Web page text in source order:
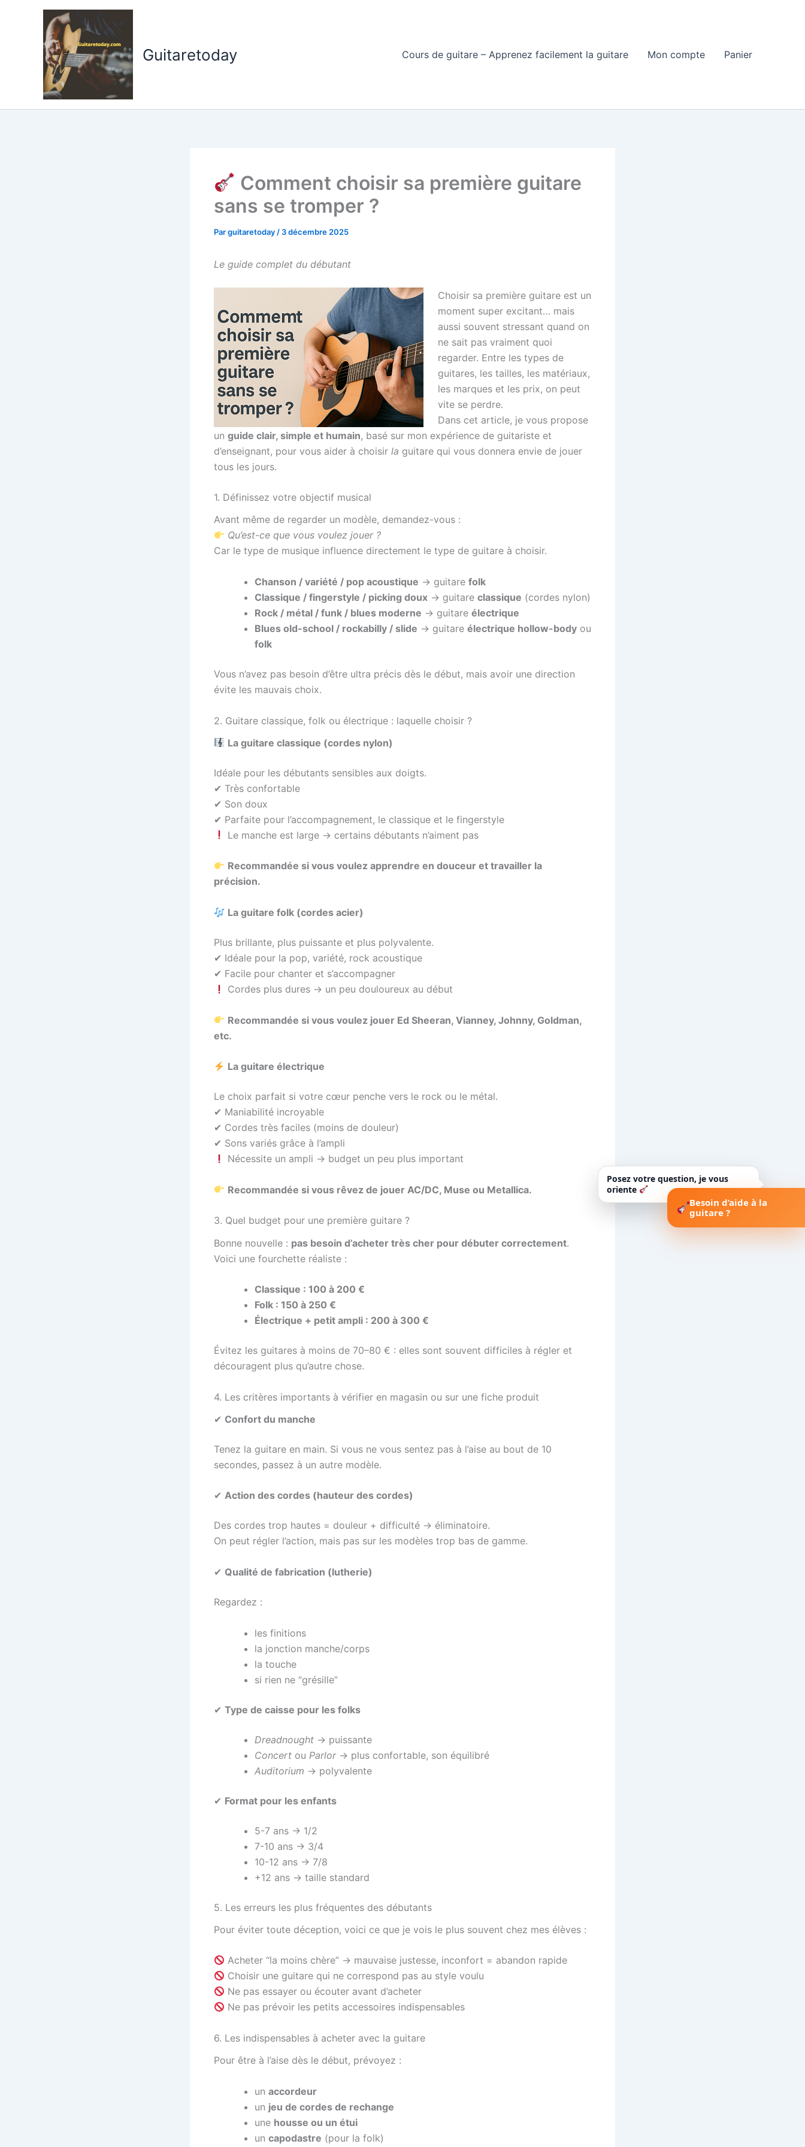
Guitaretoday Cours de guitare – Apprenez facilement la guitare Mon compte Panier
Comment choisir sa première guitare
sans se tromper ?
Parguitaretoday / 3 décembre 2025
Le guide complet du débutant
Choisir sa première guitare est un
moment super excitant… mais
aussi souvent stressant quand on
ne sait pas vraiment quoi
regarder. Entre les types de
guitares, les tailles, les matériaux,
les marques et les prix, on peut
vite se perdre.
Dans cet article, je vous propose
un guide clair, simple et humain, basé sur mon expérience de guitariste et
d’enseignant, pour vous aider à choisir la guitare qui vous donnera envie de jouer
tous les jours.
1. Définissez votre objectif musical
Avant même de regarder un modèle, demandez-vous :
Qu’est-ce que vous voulez jouer ?
Car le type de musique influence directement le type de guitare à choisir.
Chanson / variété / pop acoustique → guitare folk
Classique / fingerstyle / picking doux → guitare classique (cordes nylon)
Rock / métal / funk / blues moderne → guitare électrique
Blues old-school / rockabilly / slide → guitare électrique hollow-body ou
folk
Vous n’avez pas besoin d’être ultra précis dès le début, mais avoir une direction
évite les mauvais choix.
2. Guitare classique, folk ou électrique : laquelle choisir ?
La guitare classique (cordes nylon)
Idéale pour les débutants sensibles aux doigts.
✔ Très confortable
✔ Son doux
✔ Parfaite pour l’accompagnement, le classique et le fingerstyle
Le manche est large → certains débutants n’aiment pas
Recommandée si vous voulez apprendre en douceur et travailler la
précision.
La guitare folk (cordes acier)
Plus brillante, plus puissante et plus polyvalente.
✔ Idéale pour la pop, variété, rock acoustique
✔ Facile pour chanter et s’accompagner
Cordes plus dures → un peu douloureux au début
Recommandée si vous voulez jouer Ed Sheeran, Vianney, Johnny, Goldman,
etc.
La guitare électrique
Le choix parfait si votre cœur penche vers le rock ou le métal.
✔ Maniabilité incroyable
✔ Cordes très faciles (moins de douleur)
✔ Sons variés grâce à l’ampli
Nécessite un ampli → budget un peu plus important
Recommandée si vous rêvez de jouer AC/DC, Muse ou Metallica.
3. Quel budget pour une première guitare ?
Bonne nouvelle : pas besoin d’acheter très cher pour débuter correctement.
Voici une fourchette réaliste :
Classique : 100 à 200 €
Folk : 150 à 250 €
Électrique + petit ampli : 200 à 300 €
Évitez les guitares à moins de 70–80 € : elles sont souvent difficiles à régler et
découragent plus qu’autre chose.
4. Les critères importants à vérifier en magasin ou sur une fiche produit
✔ Confort du manche
Tenez la guitare en main. Si vous ne vous sentez pas à l’aise au bout de 10
secondes, passez à un autre modèle.
✔ Action des cordes (hauteur des cordes)
Des cordes trop hautes = douleur + difficulté → éliminatoire.
On peut régler l’action, mais pas sur les modèles trop bas de gamme.
✔ Qualité de fabrication (lutherie)
Regardez :
les finitions
la jonction manche/corps
la touche
si rien ne “grésille”
✔ Type de caisse pour les folks
Dreadnought → puissante
Concert ou Parlor→ plus confortable, son équilibré
Auditorium → polyvalente
✔ Format pour les enfants
5-7 ans → 1/2
7-10 ans → 3/4
10-12 ans → 7/8
+12 ans → taille standard
5. Les erreurs les plus fréquentes des débutants
Pour éviter toute déception, voici ce que je vois le plus souvent chez mes élèves :
Acheter “la moins chère” → mauvaise justesse, inconfort = abandon rapide
Choisir une guitare qui ne correspond pas au style voulu
Ne pas essayer ou écouter avant d’acheter
Ne pas prévoir les petits accessoires indispensables
6. Les indispensables à acheter avec la guitare
Pour être à l’aise dès le début, prévoyez :
un accordeur
un jeu de cordes de rechange
une housse ou un étui
un capodastre (pour la folk)
Posez votre question, je vous
oriente
Besoin d’aide à la
guitare ?